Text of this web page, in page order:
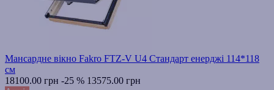
Мансардне вікно Fakro FTZ-V U4 Стандарт енерджі 114*118
см
18100.00 грн -25 % 13575.00 грн